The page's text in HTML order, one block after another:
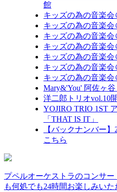
館
キッズの為の音楽
キッズの為の音楽
キッズの為の音楽
キッズの為の音楽
キッズの為の音楽
キッズの為の音楽
キッズの為の音楽
Mary&'You' 阿佐ヶ
洋二郎トリオvol.10
YOJIRO
「THAT IS IT」
【バックナンバー
こちら
プペルオーケストラのコンサ
も何処でも24時間お楽しみい